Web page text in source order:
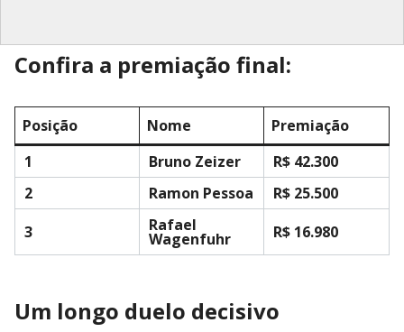
Confira a premiação final:
Posição Nome
Premiação
1
Bruno Zeizer
R$ 42.300
2
Ramon Pessoa
R$ 25.500
3
Rafael
Wagenfuhr R$ 16.980
Um longo duelo decisivo